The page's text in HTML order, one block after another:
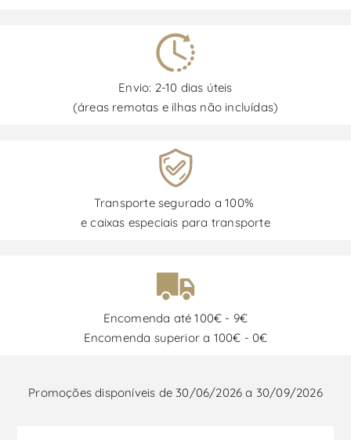
Envio: 2-10 dias úteis
(áreas remotas e ilhas não incluídas)
Transporte segurado a 100%
e caixas especiais para transporte
Encomenda até 100€ - 9€
Encomenda superior a 100€ - 0€
Promoções disponíveis de 30/06/2026 a 30/09/2026